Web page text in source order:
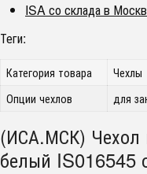
ISA со склада в
Теги:
Категория товара
Чехлы
Опции чехлов
для
(ИСА.МСК) Чехол
белый IS016545